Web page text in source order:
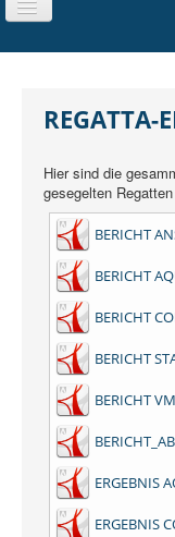
DER SCHO
REGATTEN
RUND UMS
MITGLIEDER
REGATTA-
Hier sind die
gesegelten
BERICHT
BERICHT
BERICHT
BERICHT
BERICHT
ERGEBNIS
ERGEBNIS